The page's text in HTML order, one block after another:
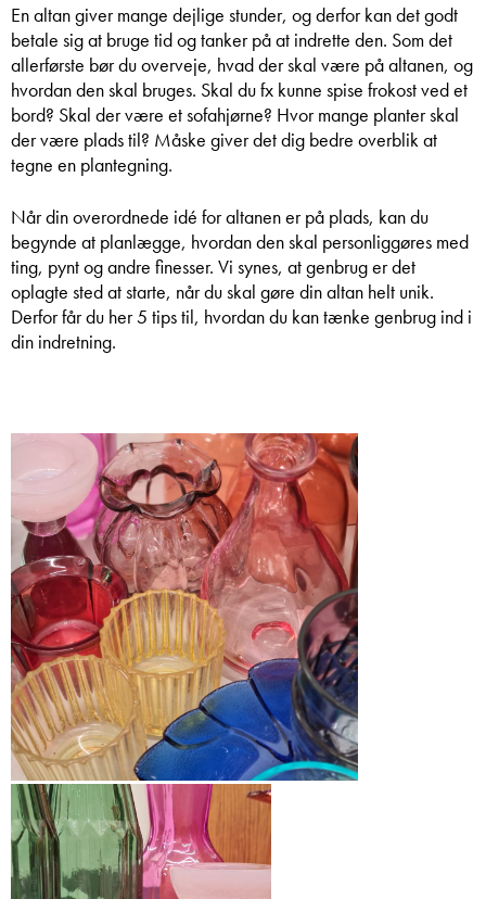
En altan giver mange dejlige stunder, og derfor kan det godt
betale sig at bruge tid og tanker på at indrette den. Som det
allerførste bør du overveje, hvad der skal være på altanen, og
hvordan den skal bruges. Skal du fx kunne spise frokost ved et
bord? Skal der være et sofahjørne? Hvor mange planter skal
der være plads til? Måske giver det dig bedre overblik at
tegne en plantegning.
Når din overordnede idé for altanen er på plads, kan du
begynde at planlægge, hvordan den skal personliggøres med
ting, pynt og andre finesser. Vi synes, at genbrug er det
oplagte sted at starte, når du skal gøre din altan helt unik.
Derfor får du her 5 tips til, hvordan du kan tænke genbrug ind i
din indretning.